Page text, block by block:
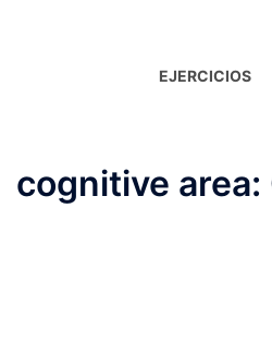
EJERCICIOS
cognitive area: